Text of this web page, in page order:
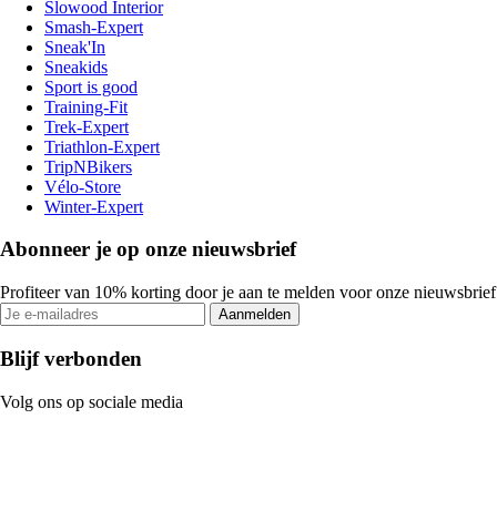
Slowood Interior
Smash-Expert
Sneak'In
Sneakids
Sport is good
Training-Fit
Trek-Expert
Triathlon-Expert
TripNBikers
Vélo-Store
Winter-Expert
Abonneer je op onze nieuwsbrief
Profiteer van 10% korting door je aan te melden voor onze nieuwsbrief
Aanmelden
Blijf verbonden
Volg ons op sociale media